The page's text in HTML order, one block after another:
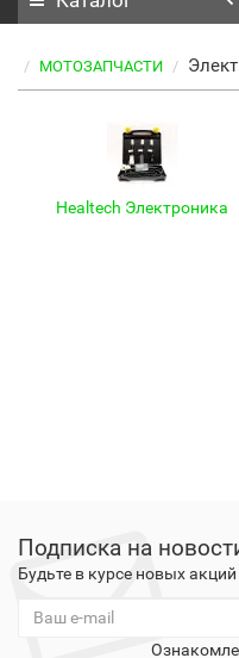
МОТОЗАПЧАСТИ
Healtech Электроника
Подписка на
Будьте в курсе новых